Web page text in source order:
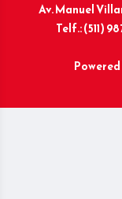
Av. Manuel
Telf.: (511)